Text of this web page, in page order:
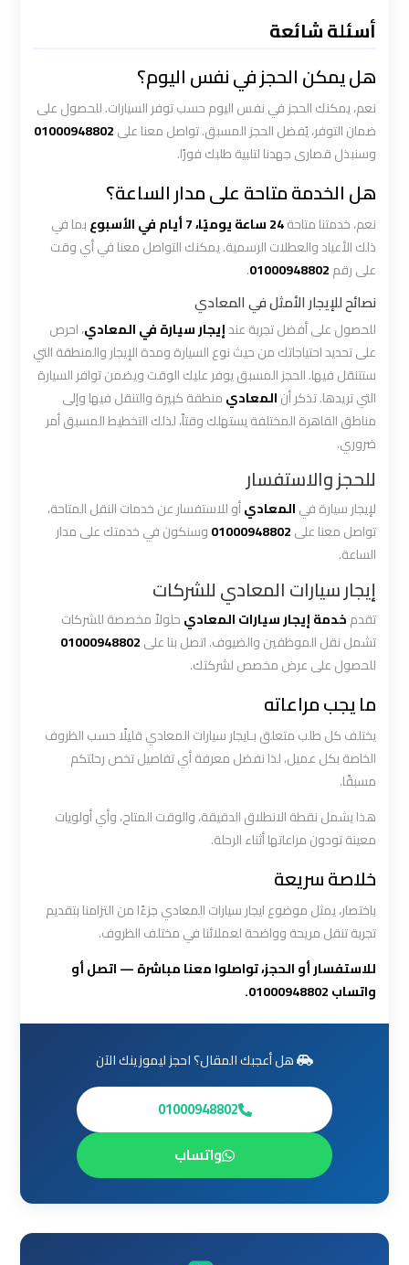
أسئلة شائعة
هل يمكن الحجز في نفس اليوم؟
نعم، يمكنك الحجز في نفس اليوم حسب توفر السيارات. للحصول على
ضمان التوفر، يُفضل الحجز المسبق. تواصل معنا على01000948802
وسنبذل قصارى جهدنا لتلبية طلبك فورًا.
هل الخدمة متاحة على مدار الساعة؟
نعم، خدمتنا متاحة24 ساعة يوميًا، 7 أيام في الأسبوع
بما في
ذلك الأعياد والعطلات الرسمية. يمكنك التواصل معنا في أي وقت
على رقم01000948802
.
نصائح للإيجار الأمثل في المعادي
للحصول على أفضل تجربة عندإيجار سيارة في المعادي، احرص
على تحديد احتياجاتك من حيث نوع السيارة ومدة الإيجار والمنطقة التي
ستتنقل فيها. الحجز المسبق يوفر عليك الوقت ويضمن توافر السيارة
التي تريدها. تذكر أنالمعاديمنطقة كبيرة والتنقل فيها وإلى
مناطق القاهرة المختلفة يستهلك وقتاً، لذلك التخطيط المسبق أمر
ضروري.
للحجز والاستفسار
لإيجار سيارة فيالمعاديأو للاستفسار عن خدمات النقل المتاحة،
تواصل معنا على01000948802وسنكون في خدمتك على مدار
الساعة.
إيجار سيارات المعادي للشركات
تقدمخدمة إيجار سيارات المعاديحلولاً مخصصة للشركات
تشمل نقل الموظفين والضيوف. اتصل بنا على01000948802
للحصول على عرض مخصص لشركتك.
ما يجب مراعاته
يختلف كل طلب متعلق بـايجار سيارات المعادي قليلًا حسب الظروف
الخاصة بكل عميل، لذا نفضل معرفة أي تفاصيل تخص رحلتكم
مسبقًا.
هذا يشمل نقطة الانطلاق الدقيقة، والوقت المتاح، وأي أولويات
معينة تودون مراعاتها أثناء الرحلة.
خلاصة سريعة
باختصار، يمثل موضوع ايجار سيارات المعادي جزءًا من التزامنا بتقديم
تجربة تنقل مريحة وواضحة لعملائنا في مختلف الظروف.
للاستفسار أو الحجز، تواصلوا معنا مباشرة — اتصل أو
واتساب 01000948802.
هل أعجبك المقال؟ احجز ليموزينك الآن
01000948802
واتساب
الاسكندريه
الشيخ
الاسكندريه
مطروح
ليموزين
الأحمر
القاهرة
ليموزين
ليموزين
القاهرة
اسكندرية
ليموزين
المطار
ليموزين
توصيل
المطار
ليموزين
اكتوبر
ليموزين
القاهرة
أسعار
ليموزين
القاهرة